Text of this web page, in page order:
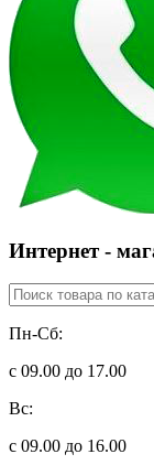
Интернет -
Пн-Сб:
с 09.00 до 17.00
Вс:
с 09.00 до 16.00